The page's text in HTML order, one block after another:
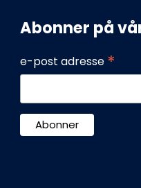
Abonner på
e-post adresse *